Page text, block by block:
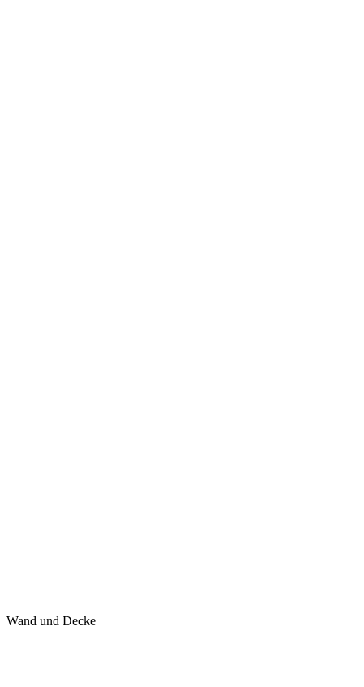
Wand und Decke